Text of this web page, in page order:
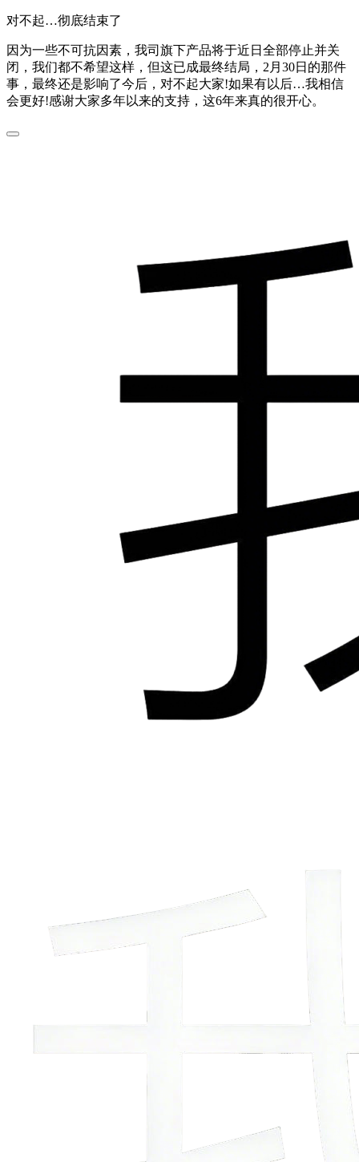
对不起…彻底结束了
因为一些不可抗因素，我司旗下产品将于近日全部停止并关
闭，我们都不希望这样，但这已成最终结局，2月30日的那件
事，最终还是影响了今后，对不起大家!如果有以后…我相信
会更好!感谢大家多年以来的支持，这6年来真的很开心。